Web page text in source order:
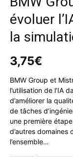
évoluer
la
3,75€
BMW Group et
l’utilisation de l’IA
d’améliorer la
de tâches
une première
d’autres
l’ensemble…